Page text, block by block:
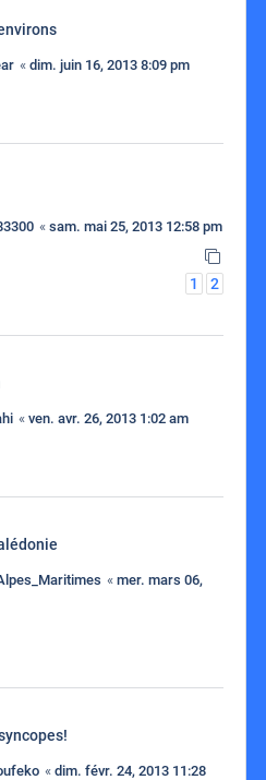
« dim. juin 16, 2013 8:09 pm
« sam. mai 25, 2013 12:58 pm
1
2
« ven. avr. 26, 2013 1:02 am
« mer. mars 06,
« dim. févr. 24, 2013 11:28